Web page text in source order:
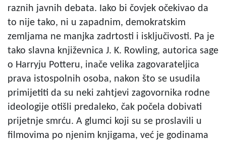
raznih javnih debata. Iako bi čovjek očekivao da
to nije tako, ni u zapadnim, demokratskim
zemljama ne manjka zadrtosti i isključivosti. Pa je
tako slavna književnica J. K. Rowling, autorica sage
o Harryju Potteru, inače velika zagovarateljica
prava istospolnih osoba, nakon što se usudila
primijetiti da su neki zahtjevi zagovornika rodne
ideologije otišli predaleko, čak počela dobivati
prijetnje smrću. A glumci koji su se proslavili u
filmovima po njenim knjigama, već je godinama